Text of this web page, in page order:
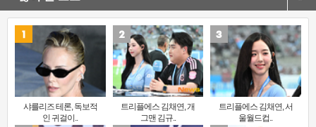
샤를리즈 테론, 독보적
인 귀걸이..
트리플에스 김채연, 개
그맨 김규..
트리플에스 김채연, 서
울월드컵..